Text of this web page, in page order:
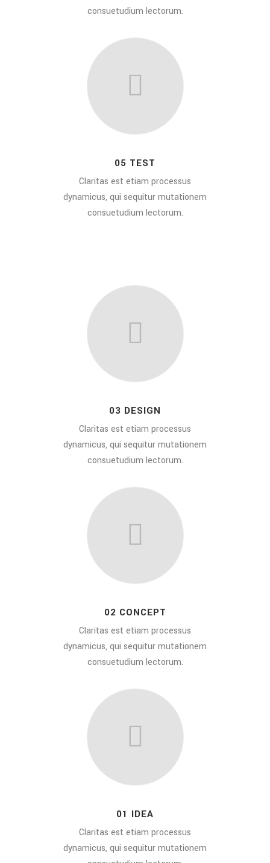
consuetudium lectorum.
05 TEST
Claritas est etiam processus
dynamicus, qui sequitur mutationem
consuetudium lectorum.
03 DESIGN
Claritas est etiam processus
dynamicus, qui sequitur mutationem
consuetudium lectorum.
02 CONCEPT
Claritas est etiam processus
dynamicus, qui sequitur mutationem
consuetudium lectorum.
01 IDEA
Claritas est etiam processus
dynamicus, qui sequitur mutationem